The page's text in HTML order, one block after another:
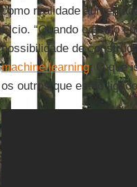
como realidade
Élcio. “Quando o físico
possibilidade de
machine learning. O que
os outros que estão